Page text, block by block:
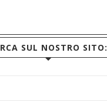
SUL NOSTRO SITO: